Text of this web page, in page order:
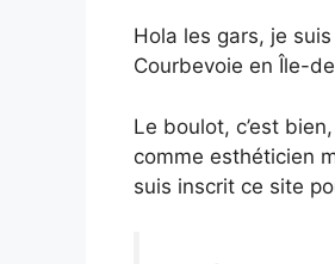
Hola les gars, je
Courbevoie en Île-
Le boulot, c’est
comme esthéticien
suis inscrit ce site